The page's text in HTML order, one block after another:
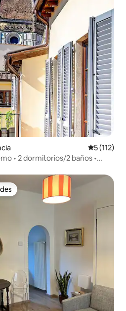
5 (112)
• 2 dormitorios/2 baños •
entre huéspedes